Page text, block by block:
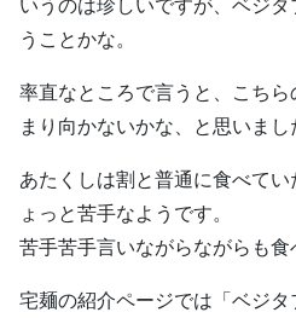
うことかな。
率直なところで言うと、こち
まり向かないかな、と思いまし
あたくしは割と普通に食べて
ょっと苦手なようです。
苦手苦手言いながらながらも食
宅麺の紹介ページでは「ベジ